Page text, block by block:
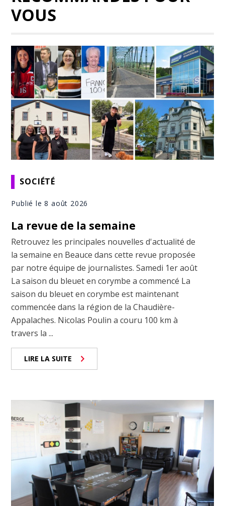
VOUS
SOCIÉTÉ
Publié le 8 août 2026
La revue de la semaine
Retrouvez les principales nouvelles d'actualité de
la semaine en Beauce dans cette revue proposée
par notre équipe de journalistes. Samedi 1er août
La saison du bleuet en corymbe a commencé La
saison du bleuet en corymbe est maintenant
commencée dans la région de la Chaudière-
Appalaches. Nicolas Poulin a couru 100 km à
travers la ...
LIRE LA SUITE